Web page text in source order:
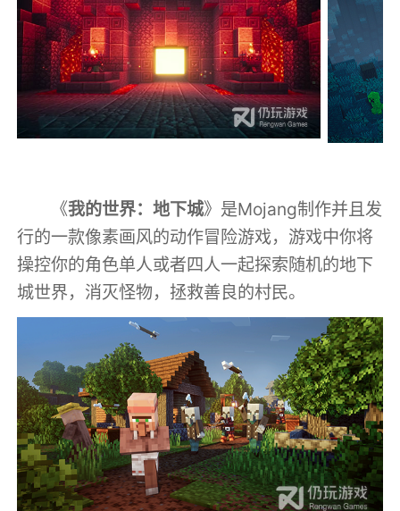
《我的世界：地下城》是Mojang制作并且发
行的一款像素画风的动作冒险游戏，游戏中你将
操控你的角色单人或者四人一起探索随机的地下
城世界，消灭怪物，拯救善良的村民。